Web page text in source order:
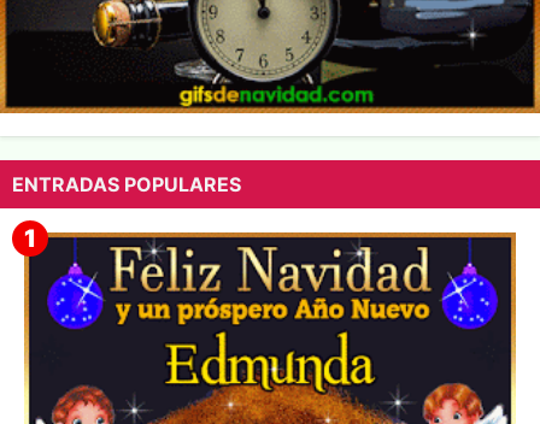
ENTRADAS POPULARES